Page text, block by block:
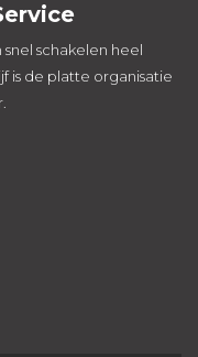
schakelen heel
is de platte organisatie